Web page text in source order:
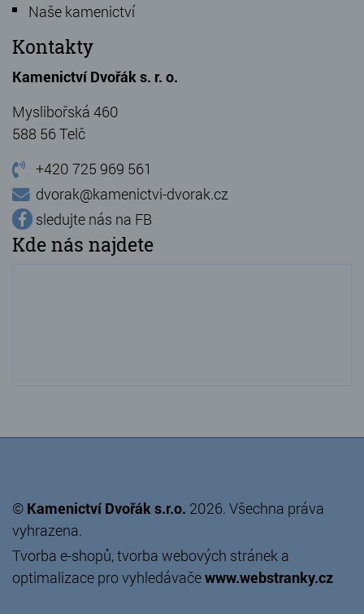
Naše kamenictví
Kontakty
Kamenictví Dvořák s. r. o.
Myslibořská 460
588 56 Telč
+420 725 969 561
dvorak@kamenictvi-dvorak.cz
sledujte nás na FB
Kde nás najdete
© Kamenictví Dvořák s.r.o. 2026. Všechna práva
vyhrazena.
Tvorba e-shopů,tvorba webových stránek a
optimalizace pro vyhledávačewww.webstranky.cz